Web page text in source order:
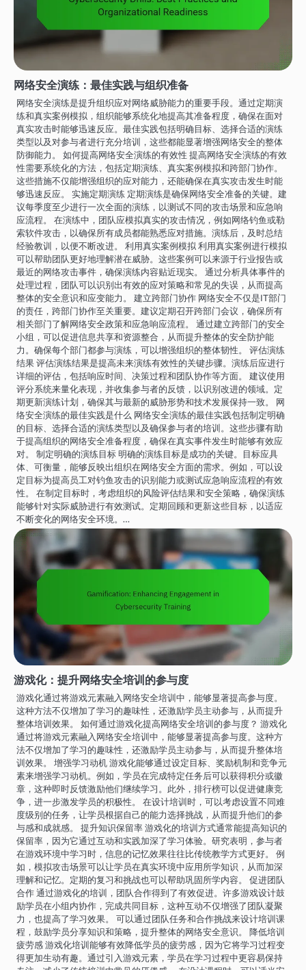
网络安全演练：最佳实践与组织准备
网络安全演练是提升组织应对网络威胁能力的重要手段。通过定期演
练和真实案例模拟，组织能够系统化地提高其准备程度，确保在面对
真实攻击时能够迅速反应。最佳实践包括明确目标、选择合适的演练
类型以及对参与者进行充分培训，这些都能显著增强网络安全的整体
防御能力。 如何提高网络安全演练的有效性 提高网络安全演练的有效
性需要系统化的方法，包括定期演练、真实案例模拟和跨部门协作。
这些措施不仅能增强组织的应对能力，还能确保在真实攻击发生时能
够迅速反应。 实施定期演练 定期演练是确保网络安全准备的关键。建
议每季度至少进行一次全面的演练，以测试不同的攻击场景和应急响
应流程。 在演练中，团队应模拟真实的攻击情况，例如网络钓鱼或勒
索软件攻击，以确保所有成员都能熟悉应对措施。演练后，及时总结
经验教训，以便不断改进。 利用真实案例模拟 利用真实案例进行模拟
可以帮助团队更好地理解潜在威胁。这些案例可以来源于行业报告或
最近的网络攻击事件，确保演练内容贴近现实。 通过分析具体事件的
处理过程，团队可以识别出有效的应对策略和常见的失误，从而提高
整体的安全意识和应变能力。 建立跨部门协作 网络安全不仅是IT部门
的责任，跨部门协作至关重要。建议定期召开跨部门会议，确保所有
相关部门了解网络安全政策和应急响应流程。 通过建立跨部门的安全
小组，可以促进信息共享和资源整合，从而提升整体的安全防护能
力。确保每个部门都参与演练，可以增强组织的整体韧性。 评估演练
结果 评估演练结果是提高未来演练有效性的关键步骤。演练后应进行
详细的评估，包括响应时间、决策过程和团队协作等方面。 建议使用
评分系统来量化表现，并收集参与者的反馈，以识别改进的领域。定
期更新演练计划，确保其与最新的威胁形势和技术发展保持一致。 网
络安全演练的最佳实践是什么 网络安全演练的最佳实践包括制定明确
的目标、选择合适的演练类型以及确保参与者的培训。这些步骤有助
于提高组织的网络安全准备程度，确保在真实事件发生时能够有效应
对。 制定明确的演练目标 明确的演练目标是成功的关键。目标应具
体、可衡量，能够反映出组织在网络安全方面的需求。例如，可以设
定目标为提高员工对钓鱼攻击的识别能力或测试应急响应流程的有效
性。 在制定目标时，考虑组织的风险评估结果和安全策略，确保演练
能够针对实际威胁进行有效测试。定期回顾和更新这些目标，以适应
不断变化的网络安全环境。…
游戏化：提升网络安全培训的参与度
游戏化通过将游戏元素融入网络安全培训中，能够显著提高参与度。
这种方法不仅增加了学习的趣味性，还激励学员主动参与，从而提升
整体培训效果。 如何通过游戏化提高网络安全培训的参与度？ 游戏化
通过将游戏元素融入网络安全培训中，能够显著提高参与度。这种方
法不仅增加了学习的趣味性，还激励学员主动参与，从而提升整体培
训效果。 增强学习动机 游戏化能够通过设定目标、奖励机制和竞争元
素来增强学习动机。例如，学员在完成特定任务后可以获得积分或徽
章，这种即时反馈激励他们继续学习。此外，排行榜可以促进健康竞
争，进一步激发学员的积极性。 在设计培训时，可以考虑设置不同难
度级别的任务，让学员根据自己的能力选择挑战，从而提升他们的参
与感和成就感。 提升知识保留率 游戏化的培训方式通常能提高知识的
保留率，因为它通过互动和实践加深了学习体验。研究表明，参与者
在游戏环境中学习时，信息的记忆效果往往比传统教学方式更好。 例
如，模拟攻击场景可以让学员在真实环境中应用所学知识，从而加深
理解和记忆。定期的复习和挑战也可以帮助巩固所学内容。 促进团队
合作 通过游戏化的培训，团队合作得到了有效促进。许多游戏设计鼓
励学员在小组内协作，完成共同目标，这种互动不仅增强了团队凝聚
力，也提高了学习效果。 可以通过团队任务和合作挑战来设计培训课
程，鼓励学员分享知识和策略，提升整体的网络安全意识。 降低培训
疲劳感 游戏化培训能够有效降低学员的疲劳感，因为它将学习过程变
得更加生动有趣。通过引入游戏元素，学员在学习过程中更容易保持